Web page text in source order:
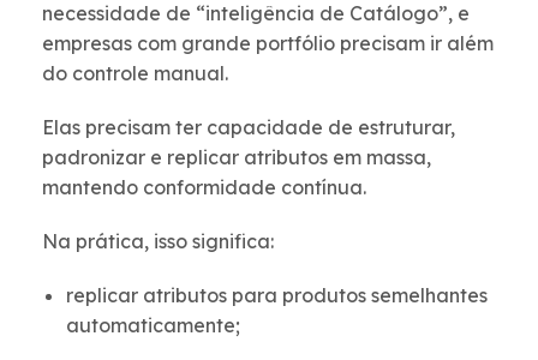
necessidade de “inteligência de Catálogo”, e
empresas com grande portfólio precisam ir além
do controle manual.
Elas precisam ter capacidade de estruturar,
padronizar e replicar atributos em massa,
mantendo conformidade contínua.
Na prática, isso significa:
replicar atributos para produtos semelhantes
automaticamente;